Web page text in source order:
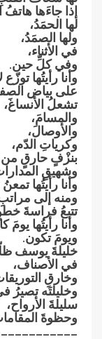
إذا جاءَها هاتفُ
لها الحمَدُ،
ولها الصمَدُ،
في الأثناء،
وفي كلِّ حين.
وأنا رأيتُها
على بياض
تشعلُ الأنساغَ،
والمسامَ،
والأوصالَ،
وكرياتِ الدّم،
بنزْفٍ حارقٍ من
وشهيقِ
وأنا رأيتُها
ومنه إلى مراتبِ
تتبعُ فراسةَ
وأنا رأيتُها يومَ
ويومَ تكون.
خليلةَ يوسف
في الأصناف،
وخارقِ
وخليلتَه تصيرُ
سليلةَ الأرواح،
وحظوةَ